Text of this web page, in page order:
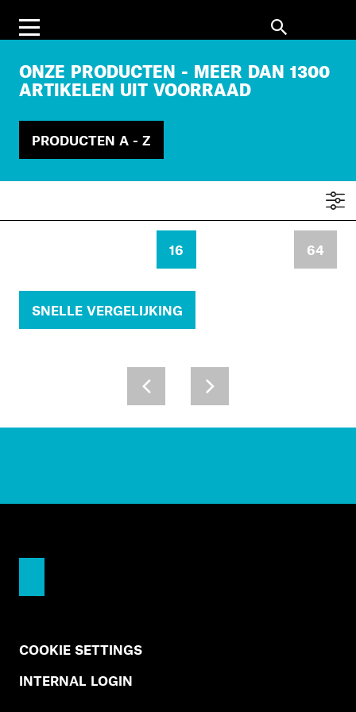
ONZE PRODUCTEN - MEER DAN 1300
ARTIKELEN UIT VOORRAAD
PRODUCTEN A - Z
16 64
SNELLE VERGELIJKING
COOKIE SETTINGS
INTERNAL LOGIN